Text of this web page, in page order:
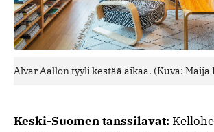
Alvar Aallon tyyli kestää aikaa. (Kuva: Maija
Keski-Suomen tanssilavat: